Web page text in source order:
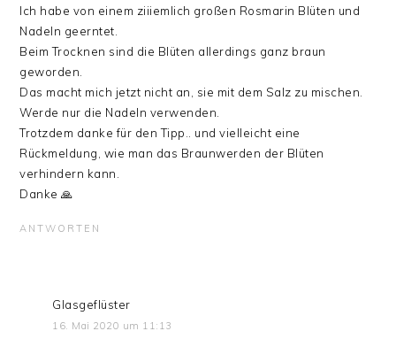
Ich habe von einem ziiiemlich großen Rosmarin Blüten und
Nadeln geerntet.
Beim Trocknen sind die Blüten allerdings ganz braun
geworden.
Das macht mich jetzt nicht an, sie mit dem Salz zu mischen.
Werde nur die Nadeln verwenden.
Trotzdem danke für den Tipp.. und vielleicht eine
Rückmeldung, wie man das Braunwerden der Blüten
verhindern kann.
Danke 🙏
ANTWORTEN
Glasgeflüster
16. Mai 2020 um 11:13